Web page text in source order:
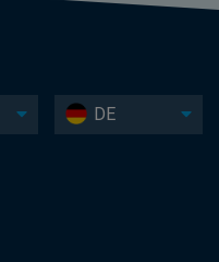
DE